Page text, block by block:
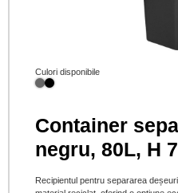
Culori disponibile
Container
negru, 80L, H
Recipientul pentru separarea